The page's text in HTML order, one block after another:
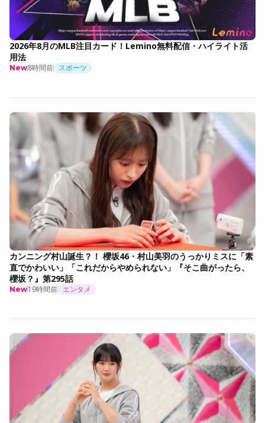
2026年8月のMLB注目カード！Lemino無料配信・ハイライト活
用法
New8時間前 スポーツ
カンニング村山誕生？！ 櫻坂46・村山美羽のうっかりミスに「素
直でかわいい」「これだからやめられない」『そこ曲がったら、
櫻坂？』第295話
New19時間前 エンタメ